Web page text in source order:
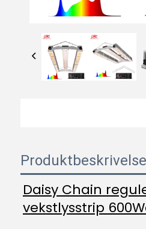
Produktbeskrivelse
Daisy Chain
vekstlysstrip